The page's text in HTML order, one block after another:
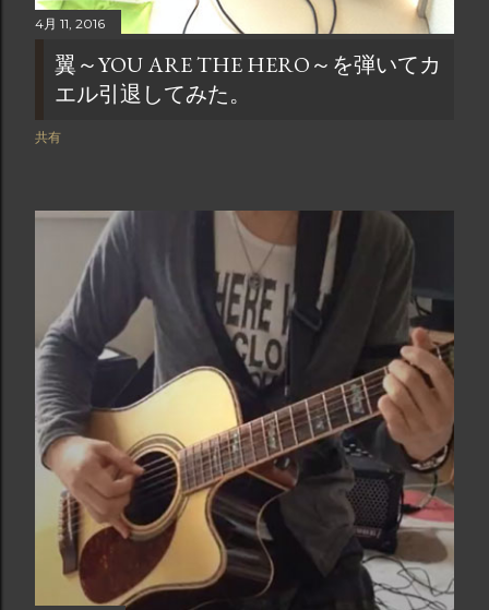
4月 11, 2016
翼～YOU ARE THE HERO～を弾いてカ
エル引退してみた。
共有